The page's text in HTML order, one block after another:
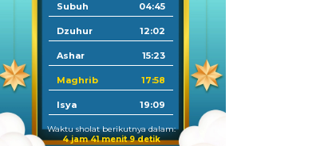
Subuh 04:45
Dzuhur 12:02
Ashar 15:23
Maghrib 17:58
Isya 19:09
Waktu sholat berikutnya dalam:
4 jam 41 menit 8 detik